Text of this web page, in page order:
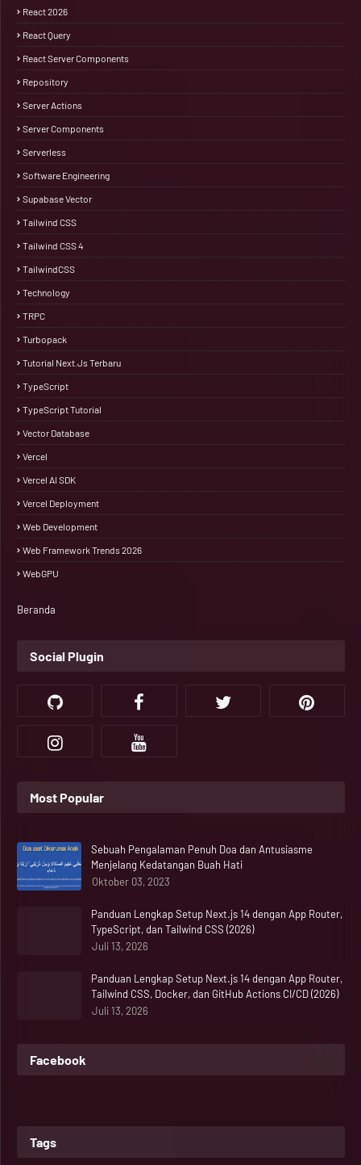
React 2026
React Query
React Server Components
Repository
Server Actions
Server Components
Serverless
Software Engineering
Supabase Vector
Tailwind CSS
Tailwind CSS 4
TailwindCSS
Technology
TRPC
Turbopack
Tutorial Next.js Terbaru
TypeScript
TypeScript Tutorial
Vector Database
Vercel
Vercel AI SDK
Vercel Deployment
Web Development
Web Framework Trends 2026
WebGPU
Beranda
Social Plugin
Most Popular
Sebuah Pengalaman Penuh Doa dan Antusiasme
Menjelang Kedatangan Buah Hati
Oktober 03, 2023
Panduan Lengkap Setup Next.js 14 dengan App Router,
TypeScript, dan Tailwind CSS (2026)
Juli 13, 2026
Panduan Lengkap Setup Next.js 14 dengan App Router,
Tailwind CSS, Docker, dan GitHub Actions CI/CD (2026)
Juli 13, 2026
Facebook
Tags